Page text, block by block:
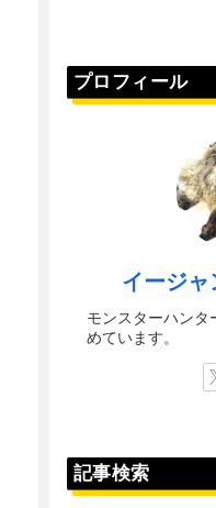
プロフィール
イージャ
モンスターハンタ
めています。
記事検索